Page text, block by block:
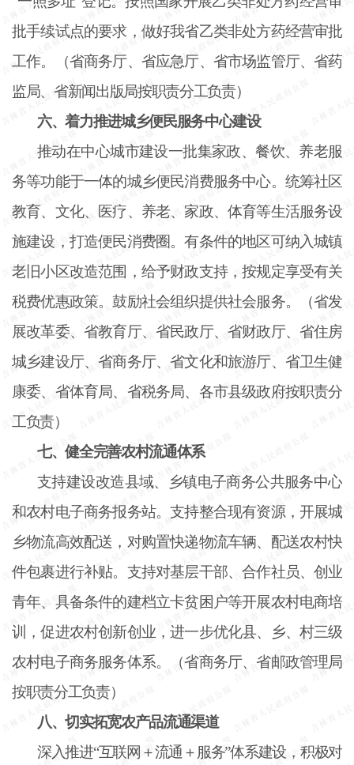
批手续试点的要求，做好我省乙类非处方药经营审批
工作。（省商务厅、省应急厅、省市场监管厅、省药
监局、省新闻出版局按职责分工负责）
六、着力推进城乡便民服务中心建设
推动在中心城市建设一批集家政、餐饮、养老服
务等功能于一体的城乡便民消费服务中心。统筹社区
教育、文化、医疗、养老、家政、体育等生活服务设
施建设，打造便民消费圈。有条件的地区可纳入城镇
老旧小区改造范围，给予财政支持，按规定享受有关
税费优惠政策。鼓励社会组织提供社会服务。（省发
展改革委、省教育厅、省民政厅、省财政厅、省住房
城乡建设厅、省商务厅、省文化和旅游厅、省卫生健
康委、省体育局、省税务局、各市县级政府按职责分
工负责）
七、健全完善农村流通体系
支持建设改造县域、乡镇电子商务公共服务中心
和农村电子商务报务站。支持整合现有资源，开展城
乡物流高效配送，对购置快递物流车辆、配送农村快
件包裹进行补贴。支持对基层干部、合作社员、创业
青年、具备条件的建档立卡贫困户等开展农村电商培
训，促进农村创新创业，进一步优化县、乡、村三级
农村电子商务服务体系。（省商务厅、省邮政管理局
按职责分工负责）
八、切实拓宽农产品流通渠道
深入推进“互联网＋流通＋服务”体系建设，积极对